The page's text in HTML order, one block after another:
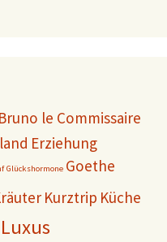
Bruno le Commissaire
Erziehung
Glückshormone Goethe
Kurztrip Küche
Luxus